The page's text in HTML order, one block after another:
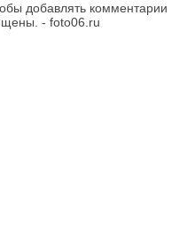
добавлять комментарии
- foto06.ru